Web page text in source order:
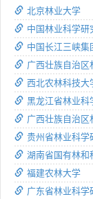
北京林业大学
中国林业科学研
中国长江三峡集
广西壮族自治区
西北农林科技大
黑龙江省林业科
广西壮族自治区
贵州省林业科学
湖南省国有林和
福建农林大学
广东省林业科学